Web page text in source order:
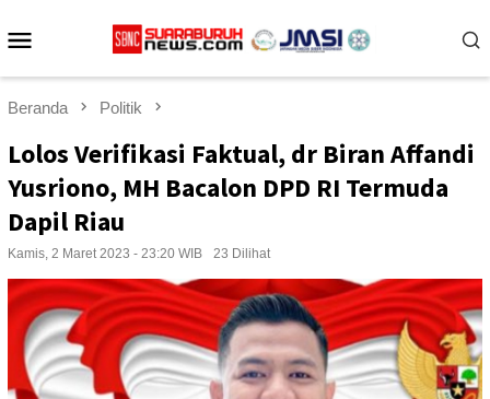
ke
Beranda Politik
Lolos Verifikasi Faktual, dr Biran Affandi
Yusriono, MH Bacalon DPD RI Termuda
Dapil Riau
Kamis, 2 Maret 2023 - 23:20 WIB 23 Dilihat